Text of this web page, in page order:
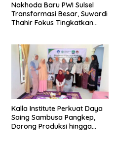
Nakhoda Baru PWI Sulsel
Transformasi Besar, Suwardi
Thahir Fokus Tingkatkan
Kalla Institute Perkuat Daya
Saing Sambusa Pangkep,
Dorong Produksi hingga